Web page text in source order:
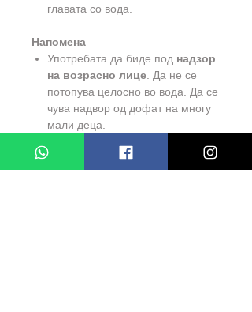
главата со вода.
Напомена
Употребата да биде под надзор
на возрасно лице. Да не се
потопува целосно во вода. Да се
чува надвор од дофат на многу
мали деца.
Bio
– Natural Vitality